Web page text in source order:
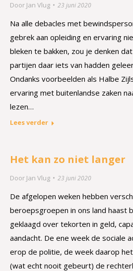
Door Jan Vlug 23 juni 2020
Na alle debacles met
gebrek aan opleiding en ervaring
bleken te bakken, zou je denken
partijen daar iets van hadden
Ondanks voorbeelden als Halbe
ervaring met buitenlandse zaken
lezen…
Lees verder
Het kan zo niet langer
Door Jan Vlug 23 juni 2020
De afgelopen weken hebben
beroepsgroepen in ons land haast
geklaagd over tekorten in geld,
aandacht. De ene week de sociale
erop de politie, de week daarop
(wat echt nooit gebeurt) de